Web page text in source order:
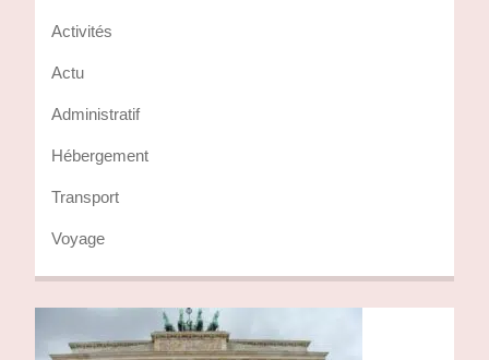
Activités
Actu
Administratif
Hébergement
Transport
Voyage